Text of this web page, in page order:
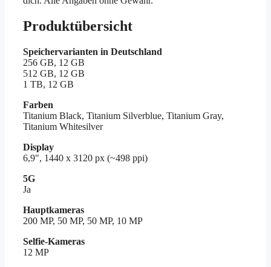
Produktübersicht
Speichervarianten in Deutschland
256 GB, 12 GB
512 GB, 12 GB
1 TB, 12 GB
Farben
Titanium Black, Titanium Silverblue, Titanium Gray,
Titanium Whitesilver
Display
6,9", 1440 x 3120 px (~498 ppi)
5G
Ja
Hauptkameras
200 MP, 50 MP, 50 MP, 10 MP
Selfie-Kameras
12 MP